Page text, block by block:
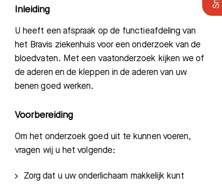
Inleiding
U heeft een afspraak op de functieafdeling van
het Bravis ziekenhuis voor een onderzoek van de
bloedvaten. Met een vaatonderzoek kijken we of
de aderen en de kleppen in de aderen van uw
benen goed werken.
Voorbereiding
Om het onderzoek goed uit te kunnen voeren,
vragen wij u het volgende:
Zorg dat u uw onderlichaam makkelijk kunt